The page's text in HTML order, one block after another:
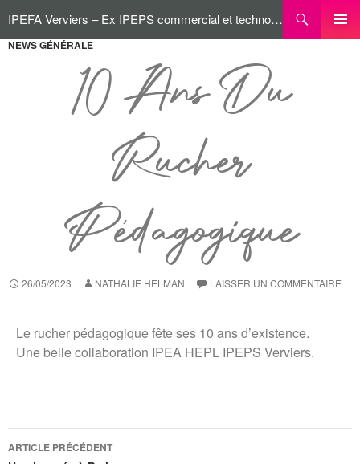
IPEFA Verviers – Ex IPEPS commercial et technologique
NEWS GÉNÉRALE
10 Ans Du
Rucher
Pédagogique
26/05/2023 NATHALIE HELMAN LAISSER UN COMMENTAIRE
Le rucher pédagogique fête ses 10 ans d’existence.
Une belle collaboration IPEA HEPL IPEPS Verviers.
ARTICLE PRÉCÉDENT